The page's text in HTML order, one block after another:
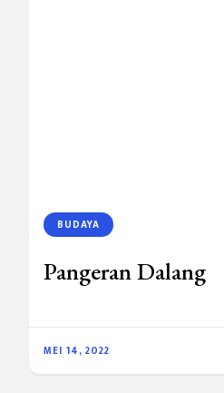
BUDAYA
Pangeran Dalang
MEI 14, 2022